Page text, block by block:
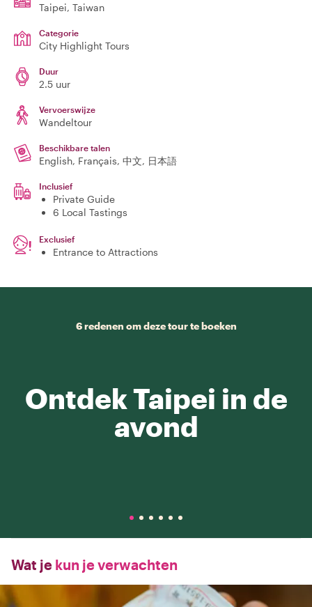
Taipei, Taiwan
Categorie
City Highlight Tours
Duur
2.5 uur
Vervoerswijze
Wandeltour
Beschikbare talen
English, Français, 中文, 日本語
Inclusief
Private Guide
6 Local Tastings
Exclusief
Entrance to Attractions
6 redenen om deze tour te boeken
Ontdek Taipei in de
avond
Wat je kun je verwachten